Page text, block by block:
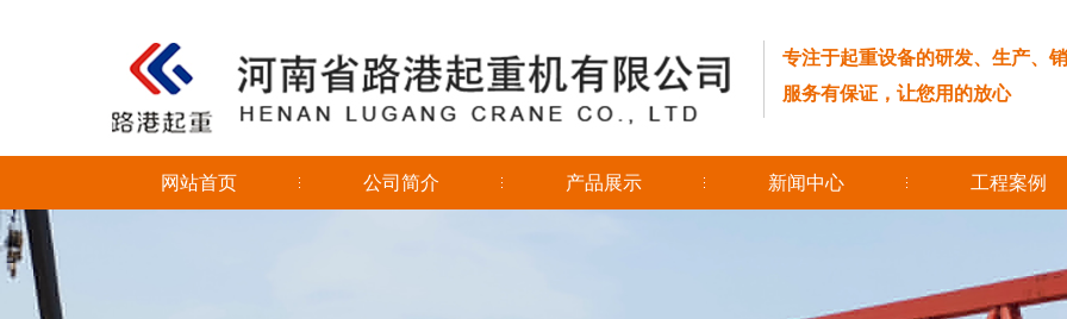
专注于起重设备的研发、生产、
服务有保证，让您用的放心
网站首页 公司简介 产品展示 新闻中心 工程案例